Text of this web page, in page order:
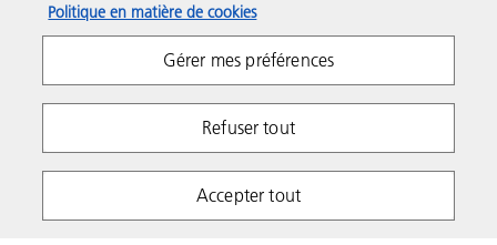
Respect de la vie privée
Conditions d'utilisation
Impressum
Copyright 2026 Ricoh. All rights reserved.
Politique en matière de cookies
Gérer mes préférences
Refuser tout
Accepter tout